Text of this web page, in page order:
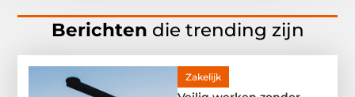
Berichten die trending zijn
Zakelijk